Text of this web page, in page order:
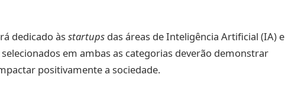
dedicado àsstartups das áreas de Inteligência Artificial (IA) e
em ambas as categorias deverão demonstrar
positivamente a sociedade.